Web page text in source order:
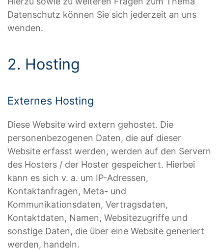
Datenschutz können Sie sich jederzeit an uns
wenden.
2. Hosting
Externes Hosting
Diese Website wird extern gehostet. Die
personenbezogenen Daten, die auf dieser
Website erfasst werden, werden auf den Servern
des Hosters / der Hoster gespeichert. Hierbei
kann es sich v. a. um IP-Adressen,
Kontaktanfragen, Meta- und
Kommunikationsdaten, Vertragsdaten,
Kontaktdaten, Namen, Websitezugriffe und
sonstige Daten, die über eine Website generiert
werden, handeln.